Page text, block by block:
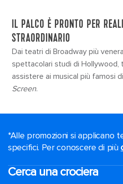
IL PALCO È PRONTO PER
STRAORDINARIO
Dai teatri di Broadway più
spettacolari studi di Hollywood,
assistere ai musical più famosi
Screen.
*Alle promozioni si applicano
specifici. Per conoscere di più
Cerca una crociera